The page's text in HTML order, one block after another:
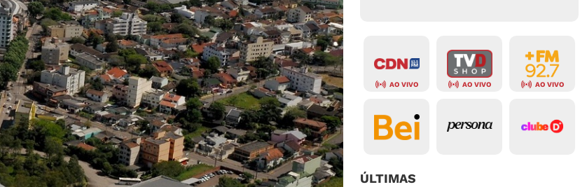
AO VIVO AO VIVO AO VIVO
ÚLTIMAS